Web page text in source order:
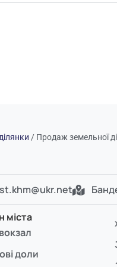
/ Продаж земельної
міста
доли